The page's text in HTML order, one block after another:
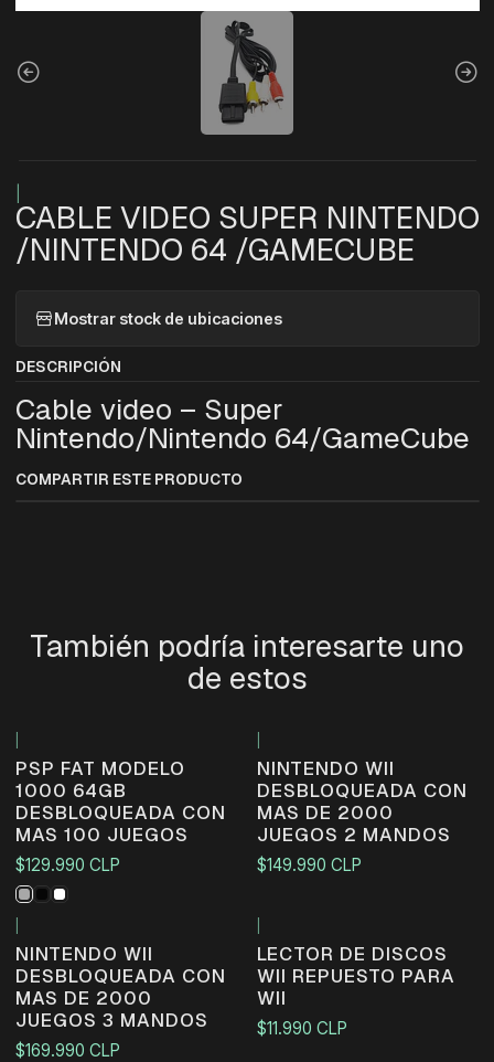
CABLE VIDEO SUPER NINTENDO
/NINTENDO 64 /GAMECUBE
Mostrar stock de ubicaciones
DESCRIPCIÓN
Cable video – Super
Nintendo/Nintendo 64/GameCube
COMPARTIR ESTE PRODUCTO
También podría interesarte uno
de estos
PSP FAT MODELO
1000 64GB
DESBLOQUEADA CON
MAS 100 JUEGOS
$129.990 CLP
NINTENDO WII
DESBLOQUEADA CON
MAS DE 2000
JUEGOS 2 MANDOS
$149.990 CLP
NINTENDO WII
DESBLOQUEADA CON
MAS DE 2000
JUEGOS 3 MANDOS
$169.990 CLP
LECTOR DE DISCOS
WII REPUESTO PARA
WII
$11.990 CLP